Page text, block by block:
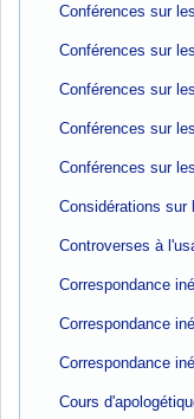
Conférences sur
Conférences sur
Conférences sur
Conférences sur
Conférences sur
Considérations sur
Controverses à
Correspondance
Correspondance
Correspondance
Cours